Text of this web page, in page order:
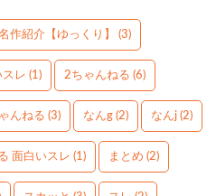
作紹介【ゆっくり】 (3)
スレ (1) 2ちゃんねる (6)
んねる (3) なんg (2) なんj (2)
面白いスレ (1) まとめ (2)